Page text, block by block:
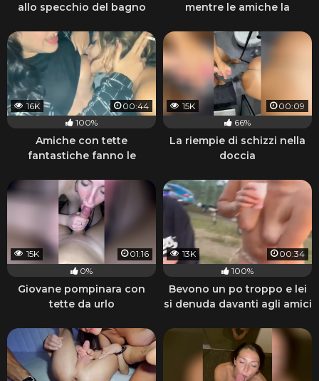
allo specchio del bagno
mentre le amiche la
16K
00:44
100%
Amiche con tette
fantastiche fanno le
15K
00:09
66%
La riempie di schizzi nella
doccia
15K
01:16
0%
Giovane pompinara con
tette da urlo
13K
00:34
100%
Bevono un po troppo e lei
si denuda davanti agli amici